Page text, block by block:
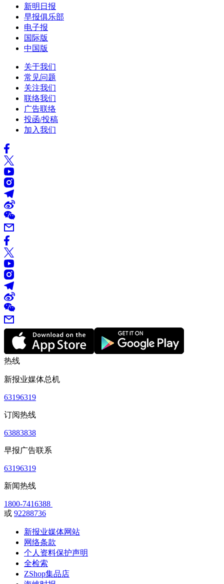
新明日报
早报俱乐部
电子报
国际版
中国版
关于我们
常见问题
关注我们
联络我们
广告联络
投函/投稿
加入我们
热线
新报业媒体总机
63196319
订阅热线
63883838
早报广告联系
63196319
新闻热线
1800-7416388
或 92288736
新报业媒体网站
网络条款
个人资料保护声明
全检索
ZShop集品店